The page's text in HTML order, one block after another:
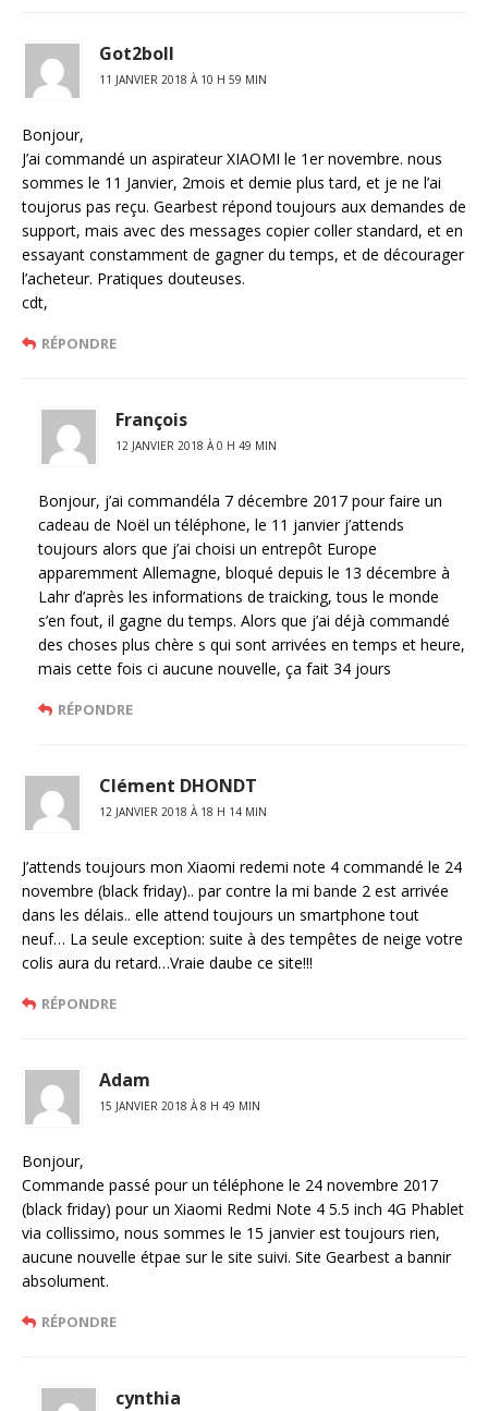
Got2boll
11 JANVIER 2018 À 10 H 59 MIN
Bonjour,
J’ai commandé un aspirateur XIAOMI le 1er novembre. nous
sommes le 11 Janvier, 2mois et demie plus tard, et je ne l’ai
toujorus pas reçu. Gearbest répond toujours aux demandes de
support, mais avec des messages copier coller standard, et en
essayant constamment de gagner du temps, et de décourager
l’acheteur. Pratiques douteuses.
cdt,
RÉPONDRE
François
12 JANVIER 2018 À 0 H 49 MIN
Bonjour, j’ai commandéla 7 décembre 2017 pour faire un
cadeau de Noël un téléphone, le 11 janvier j’attends
toujours alors que j’ai choisi un entrepôt Europe
apparemment Allemagne, bloqué depuis le 13 décembre à
Lahr d’après les informations de traicking, tous le monde
s’en fout, il gagne du temps. Alors que j’ai déjà commandé
des choses plus chère s qui sont arrivées en temps et heure,
mais cette fois ci aucune nouvelle, ça fait 34 jours
RÉPONDRE
Clément DHONDT
12 JANVIER 2018 À 18 H 14 MIN
J’attends toujours mon Xiaomi redemi note 4 commandé le 24
novembre (black friday).. par contre la mi bande 2 est arrivée
dans les délais.. elle attend toujours un smartphone tout
neuf… La seule exception: suite à des tempêtes de neige votre
colis aura du retard…Vraie daube ce site!!!
RÉPONDRE
Adam
15 JANVIER 2018 À 8 H 49 MIN
Bonjour,
Commande passé pour un téléphone le 24 novembre 2017
(black friday) pour un Xiaomi Redmi Note 4 5.5 inch 4G Phablet
via collissimo, nous sommes le 15 janvier est toujours rien,
aucune nouvelle étpae sur le site suivi. Site Gearbest a bannir
absolument.
RÉPONDRE
cynthia